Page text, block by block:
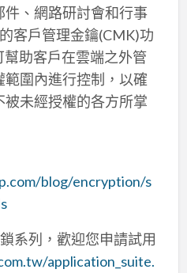
、網路研討會和行事
客戶管理金鑰(CMK)功
助客戶在雲端之外管
圍內進行控制，以確
未經授權的各方所掌
blog/encryption/s
系列，歡迎您申請試用
application_suite.